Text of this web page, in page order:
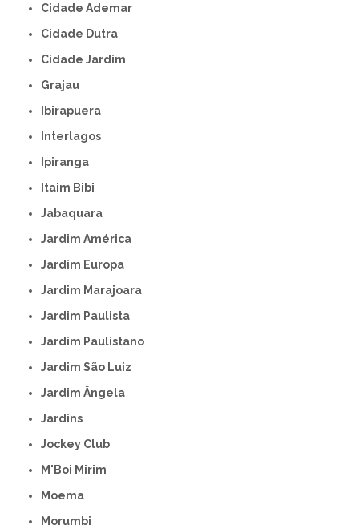
Cidade Ademar
Cidade Dutra
Cidade Jardim
Grajau
Ibirapuera
Interlagos
Ipiranga
Itaim Bibi
Jabaquara
Jardim América
Jardim Europa
Jardim Marajoara
Jardim Paulista
Jardim Paulistano
Jardim São Luiz
Jardim Ângela
Jardins
Jockey Club
M'Boi Mirim
Moema
Morumbi